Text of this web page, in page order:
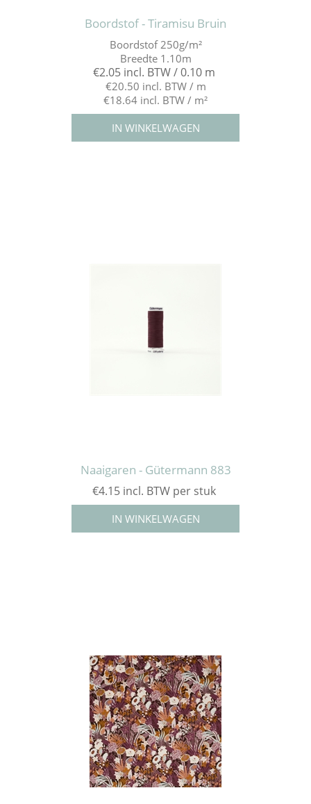
Boordstof - Tiramisu Bruin
Boordstof 250g/m²
Breedte 1.10m
€2.05 incl. BTW / 0.10 m
€20.50 incl. BTW / m
€18.64 incl. BTW / m²
Naaigaren - Gütermann 883
€4.15 incl. BTW per stuk